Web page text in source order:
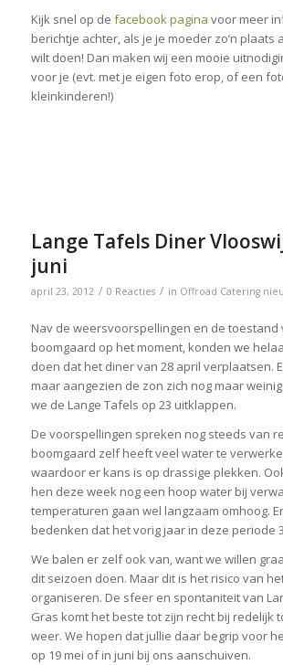
Kijk snel op de facebook pagina voor meer
berichtje achter, als je je moeder zo’n plaats
wilt doen! Dan maken wij een mooie
voor je (evt. met je eigen foto erop, of een
kleinkinderen!)
Lange Tafels Diner
juni
april 23, 2012 / 0 Reacties / in Offroad Catering
Nav de weersvoorspellingen en de toestand
boomgaard op het moment, konden we
doen dat het diner van 28 april verplaatsen.
maar aangezien de zon zich nog maar
we de Lange Tafels op 23 uitklappen.
De voorspellingen spreken nog steeds van
boomgaard zelf heeft veel water te
waardoor er kans is op drassige plekken.
hen deze week nog een hoop water bij
temperaturen gaan wel langzaam omhoog.
bedenken dat het vorig jaar in deze periode
We balen er zelf ook van, want we willen
dit seizoen doen. Maar dit is het risico van
organiseren. De sfeer en spontaniteit van
Gras komt het beste tot zijn recht bij redelijk
weer. We hopen dat jullie daar begrip voor
op 19 mei of in juni bij ons aanschuiven.